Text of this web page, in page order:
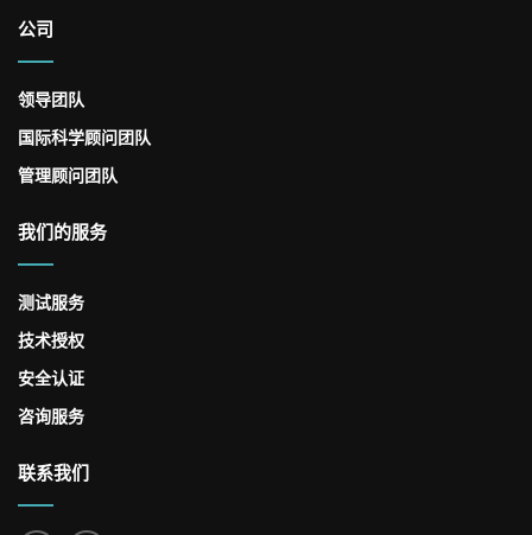
公司
领导团队
国际科学顾问团队
管理顾问团队
我们的服务
测试服务
技术授权
安全认证
咨询服务
联系我们